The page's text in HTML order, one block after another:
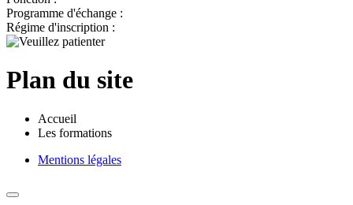
Programme d'échange :
Régime d'inscription :
Plan du site
Accueil
Les formations
Mentions légales